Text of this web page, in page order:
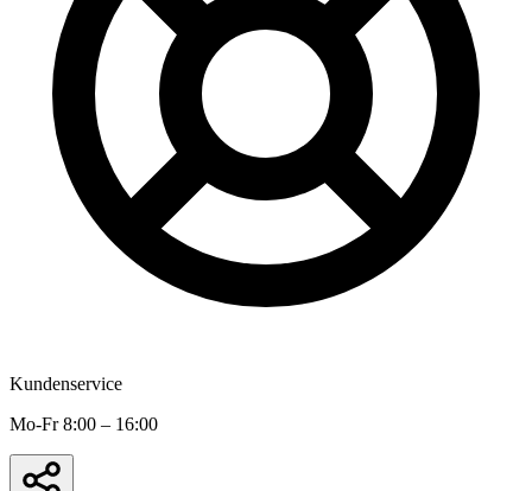
Kundenservice
Mo-Fr 8:00 – 16:00